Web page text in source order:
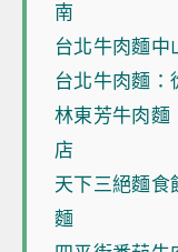
南
台北牛肉麵中
台北牛肉麵：
林東芳牛肉麵
店
天下三絕麵食
麵